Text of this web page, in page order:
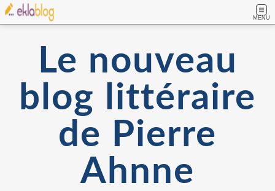
MENU
Le nouveau
blog littéraire
de Pierre
Ahnne